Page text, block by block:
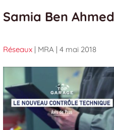
Samia Ben Ahmed
Réseaux | MRA | 4 mai 2018